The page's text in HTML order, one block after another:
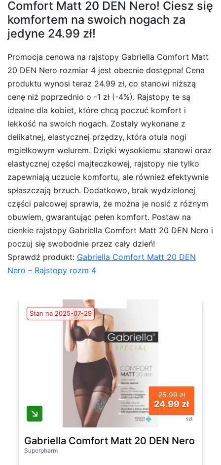
Comfort Matt 20 DEN Nero! Ciesz się
komfortem na swoich nogach za
jedyne 24.99 zł!
Promocja cenowa na rajstopy Gabriella Comfort Matt
20 DEN Nero rozmiar 4 jest obecnie dostępna! Cena
produktu wynosi teraz 24.99 zł, co stanowi niższą
cenę niż poprzednio o -1 zł (-4%). Rajstopy te są
idealne dla kobiet, które chcą poczuć komfort i
lekkość na swoich nogach. Zostały wykonane z
delikatnej, elastycznej przędzy, która otula nogi
mgiełkowym welurem. Dzięki wysokiemu stanowi oraz
elastycznej części majteczkowej, rajstopy nie tylko
zapewniają uczucie komfortu, ale również efektywnie
spłaszczają brzuch. Dodatkowo, brak wydzielonej
części palcowej sprawia, że można je nosić z różnym
obuwiem, gwarantując pełen komfort. Postaw na
cienkie rajstopy Gabriella Comfort Matt 20 DEN Nero i
poczuj się swobodnie przez cały dzień!
Sprawdź produkt: Gabriella Comfort Matt 20 DEN
Nero – Rajstopy rozm 4
Stan na 2025-07-29
25.99 zł
24.99 zł
szt
Gabriella Comfort Matt 20 DEN Nero -
Superpharm